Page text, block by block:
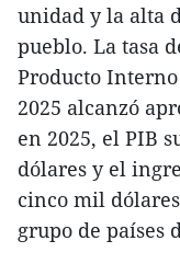
unidad y la alta
pueblo. La tasa
Producto
2025 alcanzó
en 2025, el PIB
dólares y el
cinco mil
grupo de países